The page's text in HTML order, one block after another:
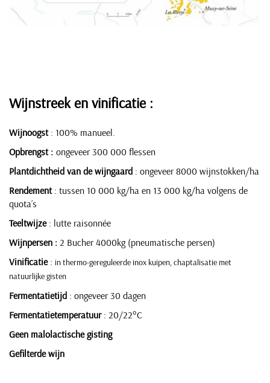
Wijnstreek en vinificatie :
Wijnoogst: 100% manueel.
Opbrengst : ongeveer 300 000 flessen
Plantdichtheid van de wijngaard : ongeveer 8000 wijnstokken/ha
Rendement: tussen 10 000 kg/ha en 13 000 kg/ha volgens de
quota’s
Teeltwijze: lutte raisonnée
Wijnpersen : 2 Bucher 4000kg (pneumatische persen)
Vinificatie: in thermo-gereguleerde inox kuipen, chaptalisatie met
natuurlijke gisten
Fermentatietijd : ongeveer 30 dagen
Fermentatietemperatuur: 20/22°C
Geen malolactische gisting
Gefilterde wijn